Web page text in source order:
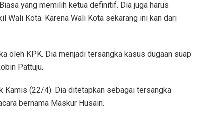
yang memilih ketua definitif. Dia juga harus
Wali Kota. Karena Wali Kota sekarang ini kan dari
oleh KPK. Dia menjadi tersangka kasus dugaan suap
Pattuju.
Kamis (22/4). Dia ditetapkan sebagai tersangka
bernama Maskur Husain.